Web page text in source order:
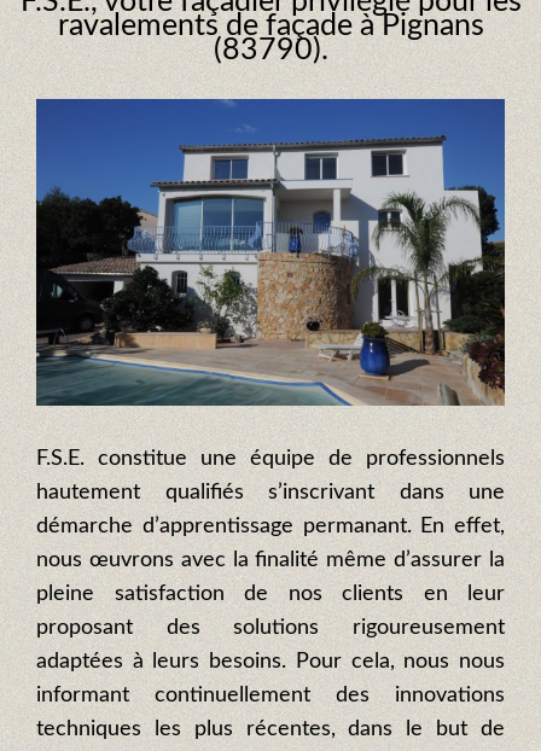
ravalements de façade à Pignans
(83790).
F.S.E. constitue une équipe de professionnels
hautement qualifiés s’inscrivant dans une
démarche d’apprentissage permanant. En effet,
nous œuvrons avec la finalité même d’assurer la
pleine satisfaction de nos clients en leur
proposant des solutions rigoureusement
adaptées à leurs besoins. Pour cela, nous nous
informant continuellement des innovations
techniques les plus récentes, dans le but de